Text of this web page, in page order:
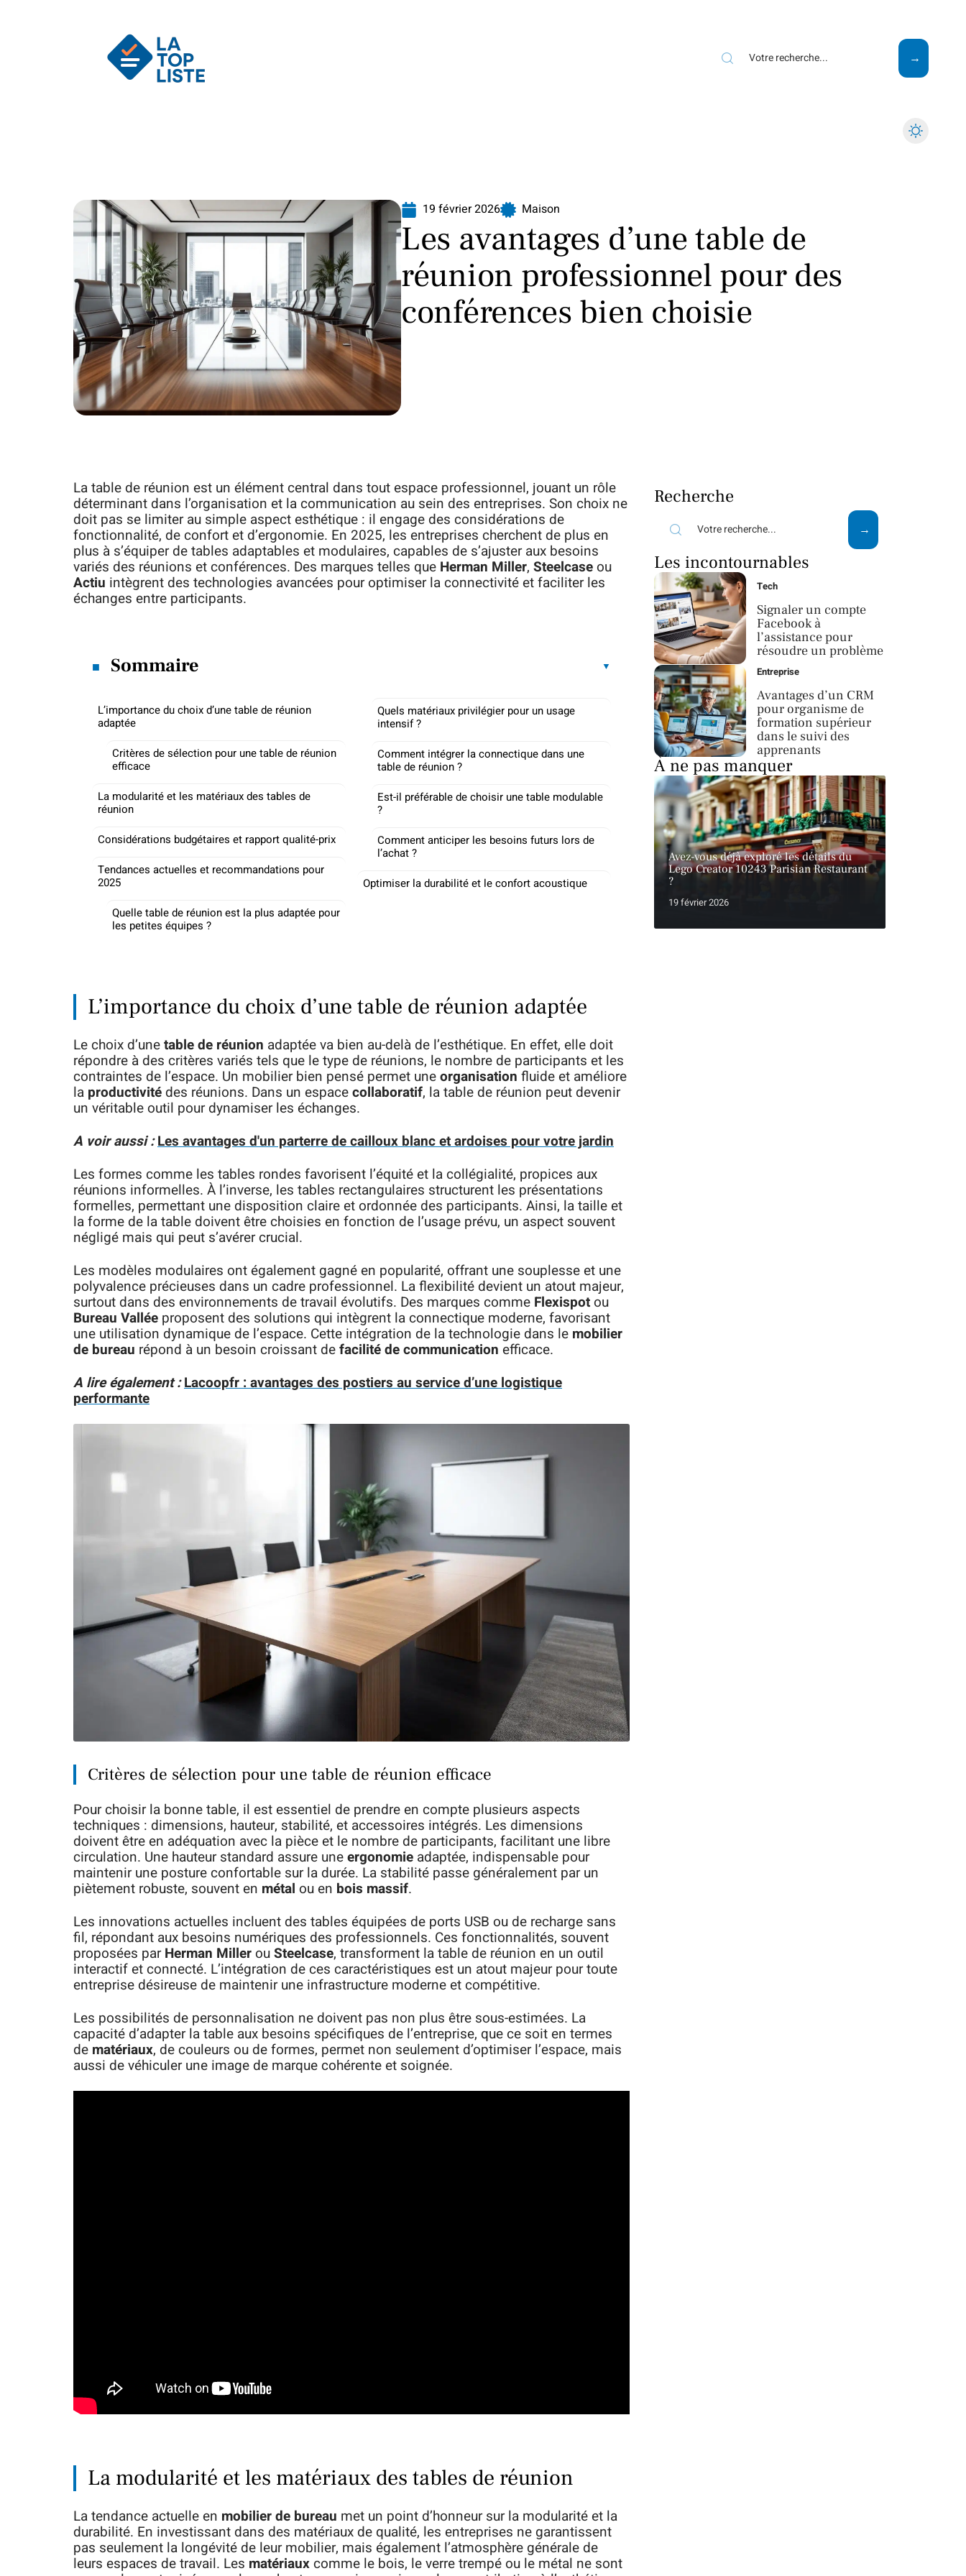
19 février 2026 Maison
Les avantages d’une table de
réunion professionnel pour des
conférences bien choisie
La table de réunion est un élément central dans tout espace professionnel, jouant un rôle
déterminant dans l’organisation et la communication au sein des entreprises. Son choix ne
doit pas se limiter au simple aspect esthétique : il engage des considérations de
fonctionnalité, de confort et d’ergonomie. En 2025, les entreprises cherchent de plus en
plus à s’équiper de tables adaptables et modulaires, capables de s’ajuster aux besoins
variés des réunions et conférences. Des marques telles que Herman Miller, Steelcase ou
Actiu intègrent des technologies avancées pour optimiser la connectivité et faciliter les
échanges entre participants.
Sommaire
L’importance du choix d’une table de réunion
adaptée
Critères de sélection pour une table de réunion
efficace
La modularité et les matériaux des tables de
réunion
Considérations budgétaires et rapport qualité-prix
Tendances actuelles et recommandations pour
2025
Quelle table de réunion est la plus adaptée pour
les petites équipes ?
Quels matériaux privilégier pour un usage
intensif ?
Comment intégrer la connectique dans une
table de réunion ?
Est-il préférable de choisir une table modulable
?
Comment anticiper les besoins futurs lors de
l’achat ?
Optimiser la durabilité et le confort acoustique
L’importance du choix d’une table de réunion adaptée
Le choix d’unetable de réunion adaptée va bien au-delà de l’esthétique. En effet, elle doit
répondre à des critères variés tels que le type de réunions, le nombre de participants et les
contraintes de l’espace. Un mobilier bien pensé permet uneorganisation fluide et améliore
la productivité des réunions. Dans un espacecollaboratif, la table de réunion peut devenir
un véritable outil pour dynamiser les échanges.
A voir aussi :Les avantages d'un parterre de cailloux blanc et ardoises pour votre jardin
Les formes comme les tables rondes favorisent l’équité et la collégialité, propices aux
réunions informelles. À l’inverse, les tables rectangulaires structurent les présentations
formelles, permettant une disposition claire et ordonnée des participants. Ainsi, la taille et
la forme de la table doivent être choisies en fonction de l’usage prévu, un aspect souvent
négligé mais qui peut s’avérer crucial.
Les modèles modulaires ont également gagné en popularité, offrant une souplesse et une
polyvalence précieuses dans un cadre professionnel. La flexibilité devient un atout majeur,
surtout dans des environnements de travail évolutifs. Des marques comme Flexispot ou
Bureau Vallée proposent des solutions qui intègrent la connectique moderne, favorisant
une utilisation dynamique de l’espace. Cette intégration de la technologie dans le mobilier
de bureau répond à un besoin croissant defacilité de communication efficace.
A lire également :Lacoopfr : avantages des postiers au service d’une logistique
performante
Critères de sélection pour une table de réunion efficace
Pour choisir la bonne table, il est essentiel de prendre en compte plusieurs aspects
techniques : dimensions, hauteur, stabilité, et accessoires intégrés. Les dimensions
doivent être en adéquation avec la pièce et le nombre de participants, facilitant une libre
circulation. Une hauteur standard assure uneergonomie adaptée, indispensable pour
maintenir une posture confortable sur la durée. La stabilité passe généralement par un
piètement robuste, souvent en métal ou en bois massif.
Les innovations actuelles incluent des tables équipées de ports USB ou de recharge sans
fil, répondant aux besoins numériques des professionnels. Ces fonctionnalités, souvent
proposées parHerman Miller ouSteelcase, transforment la table de réunion en un outil
interactif et connecté. L’intégration de ces caractéristiques est un atout majeur pour toute
entreprise désireuse de maintenir une infrastructure moderne et compétitive.
Les possibilités de personnalisation ne doivent pas non plus être sous-estimées. La
capacité d’adapter la table aux besoins spécifiques de l’entreprise, que ce soit en termes
de matériaux, de couleurs ou de formes, permet non seulement d’optimiser l’espace, mais
aussi de véhiculer une image de marque cohérente et soignée.
La modularité et les matériaux des tables de réunion
La tendance actuelle en mobilier de bureau met un point d’honneur sur la modularité et la
durabilité. En investissant dans des matériaux de qualité, les entreprises ne garantissent
pas seulement la longévité de leur mobilier, mais également l’atmosphère générale de
leurs espaces de travail. Les matériauxcomme le bois, le verre trempé ou le métal ne sont
Recherche
Les incontournables
Tech
Signaler un compte
Facebook à
l’assistance pour
résoudre un problème
Entreprise
Avantages d’un CRM
pour organisme de
formation supérieur
dans le suivi des
apprenants
À ne pas manquer
Avez-vous déjà exploré les détails du
Lego Creator 10243 Parisian Restaurant
?
19 février 2026